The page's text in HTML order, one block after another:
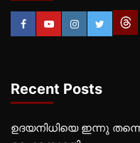
Recent Posts
ഉദയനിധിയെ ഇന്നു